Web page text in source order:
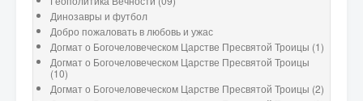
Динозавры и футбол
Добро пожаловать в любовь и ужас
Догмат о Богочеловеческом Царстве Пресвятой Троицы (1)
Догмат о Богочеловеческом Царстве Пресвятой Троицы
(10)
Догмат о Богочеловеческом Царстве Пресвятой Троицы (2)